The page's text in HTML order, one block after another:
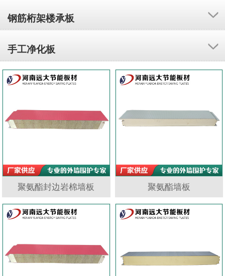
钢筋桁架楼承板
手工净化板
聚氨酯封边岩棉墙板 聚氨酯墙板